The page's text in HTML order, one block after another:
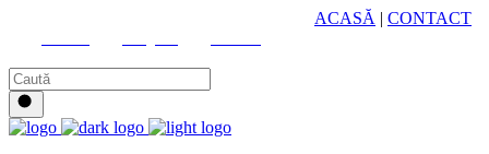
ACASĂ | CONTACT